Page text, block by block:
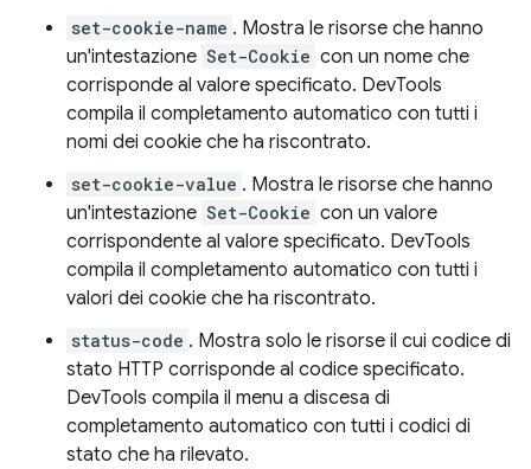
set-cookie-name . Mostra le risorse che hanno
un'intestazione Set-Cookie con un nome che
corrisponde al valore specificato. DevTools
compila il completamento automatico con tutti i
nomi dei cookie che ha riscontrato.
set-cookie-value . Mostra le risorse che hanno
un'intestazione Set-Cookie con un valore
corrispondente al valore specificato. DevTools
compila il completamento automatico con tutti i
valori dei cookie che ha riscontrato.
status-code . Mostra solo le risorse il cui codice di
stato HTTP corrisponde al codice specificato.
DevTools compila il menu a discesa di
completamento automatico con tutti i codici di
stato che ha rilevato.